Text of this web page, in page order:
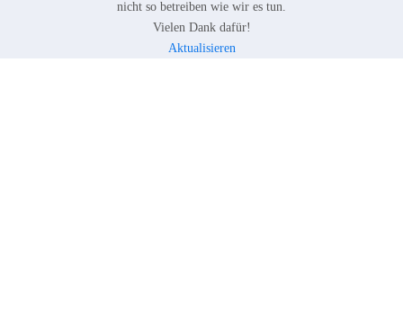
nicht so betreiben wie wir es tun.
Vielen Dank dafür!
Aktualisieren